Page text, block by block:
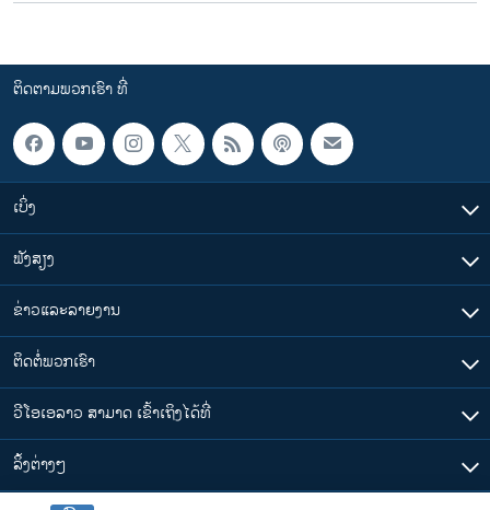
ຕິດຕາມພວກເຮົາ ທີ່
ເບິ່ງ
ຟັງສຽງ
ຂ່າວແລະລາຍງານ
ຕິດຕໍ່ພວກເຮົາ
ວີໂອເອລາວ ສາມາດ ເຂົ້າເຖິງໄດ້ທີ່
​ລິ້ງ​ຕ່າງໆ